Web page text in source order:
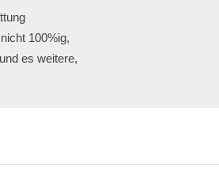
100%ig,
es weitere,